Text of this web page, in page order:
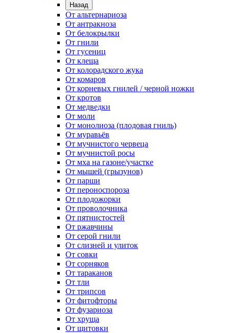
Назад
От альтернариоза
От антракноза
От белокрылки
От гнили
От гусениц
От клеща
От колорадского жука
От комаров
От корневых гнилей / черной ножки
От кротов
От медведки
От моли
От монолиоза (плодовая гниль)
От муравьёв
От мучнистого червеца
От мучнистой росы
От мха на газоне/участке
От мышей (грызунов)
От парши
От пероноспороза
От плодожорки
От проволочника
От пятнистостей
От ржавчины
От серой гнили
От слизней и улиток
От совки
От сорняков
От тараканов
От тли
От трипсов
От фитофторы
От фузариоза
От хруща
От щитовки